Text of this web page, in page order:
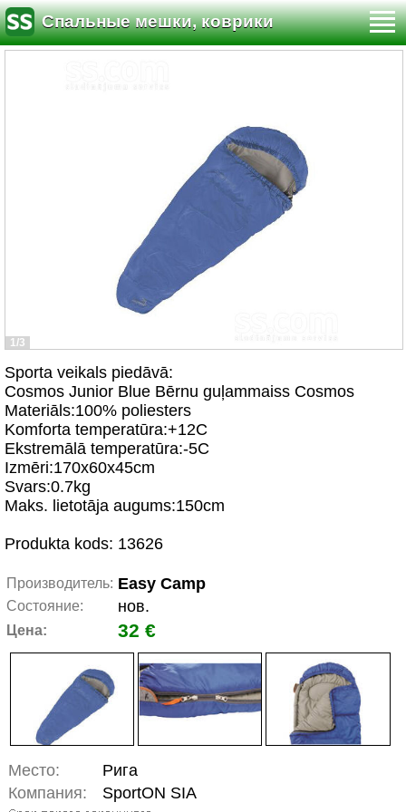
Спальные мешки, коврики
1/3
Sporta veikals piedāvā:
Cosmos Junior Blue Bērnu guļammaiss Cosmos
Materiāls:100% poliesters
Komforta temperatūra:+12C
Ekstremālā temperatūra:-5C
Izmēri:170x60x45cm
Svars:0.7kg
Maks. lietotāja augums:150cm
Produkta kods: 13626
Производитель: Easy Camp
Состояние: нов.
Цена: 32 €
Место:
Рига
Компания:
SportON SIA